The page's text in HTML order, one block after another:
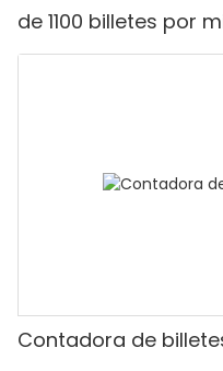
de 1100 billetes por
UV/magnético/
Contadora de